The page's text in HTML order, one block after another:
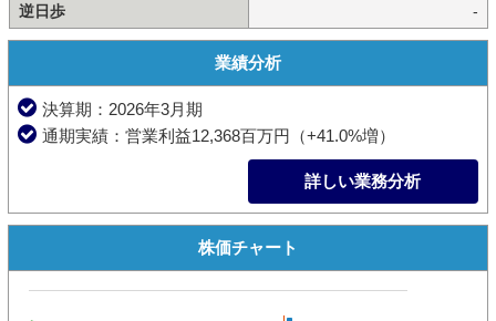
逆日歩
-
業績分析
決算期：2026年3月期
通期実績：営業利益12,368百万円（+41.0%増）
詳しい業務分析
株価チャート